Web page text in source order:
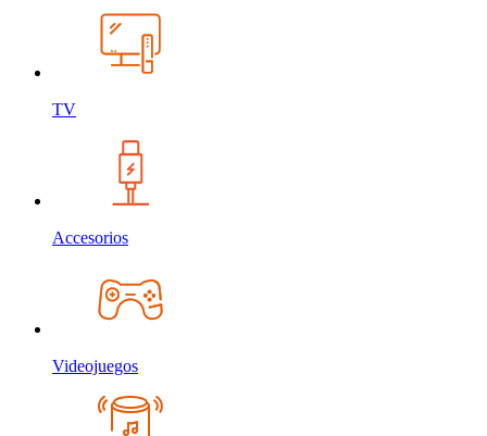
TV
Accesorios
Videojuegos